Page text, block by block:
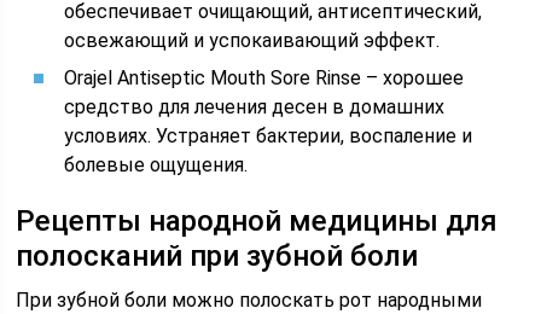
обеспечивает очищающий, антисептический,
освежающий и успокаивающий эффект.
Orajel Antiseptic Mouth Sore Rinse – хорошее
средство для лечения десен в домашних
условиях. Устраняет бактерии, воспаление и
болевые ощущения.
Рецепты народной медицины для
полосканий при зубной боли
При зубной боли можно полоскать рот народными